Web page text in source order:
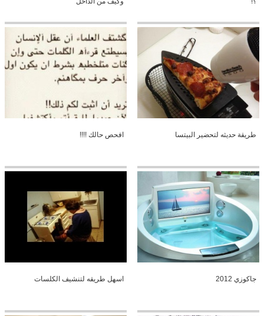
طريقة حديثه لتحضير البيتسا افحص حالك !!!!
جاكوزي 2012 اسهل طريقه لتنشيف الكلسات